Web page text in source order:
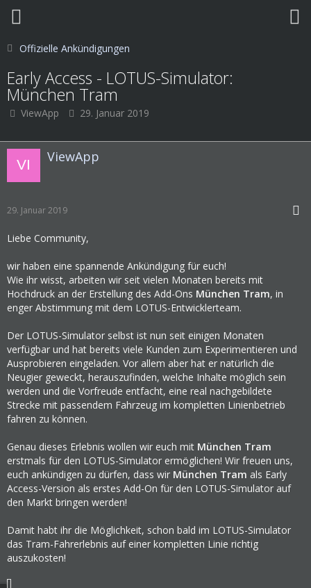
Offizielle Ankündigungen
Early Access - LOTUS-Simulator:
München Tram
ViewApp 29. Januar 2019
ViewApp
29. Januar 2019
Liebe Community,
wir haben eine spannende Ankündigung für euch!
Wie ihr wisst, arbeiten wir seit vielen Monaten bereits mit
Hochdruck an der Erstellung des Add-Ons München Tram, in
enger Abstimmung mit dem LOTUS-Entwicklerteam.
Der LOTUS-Simulator selbst ist nun seit einigen Monaten
verfügbar und hat bereits viele Kunden zum Experimentieren und
Ausprobieren eingeladen. Vor allem aber hat er natürlich die
Neugier geweckt, herauszufinden, welche Inhalte möglich sein
werden und die Vorfreude entfacht, eine real nachgebildete
Strecke mit passendem Fahrzeug im kompletten Linienbetrieb
fahren zu können.
Genau dieses Erlebnis wollen wir euch mit München Tram
erstmals für den LOTUS-Simulator ermöglichen! Wir freuen uns,
euch ankündigen zu dürfen, dass wir München Tram als Early
Access-Version als erstes Add-On für den LOTUS-Simulator auf
den Markt bringen werden!
Damit habt ihr die Möglichkeit, schon bald im LOTUS-Simulator
das Tram-Fahrerlebnis auf einer kompletten Linie richtig
auszukosten!